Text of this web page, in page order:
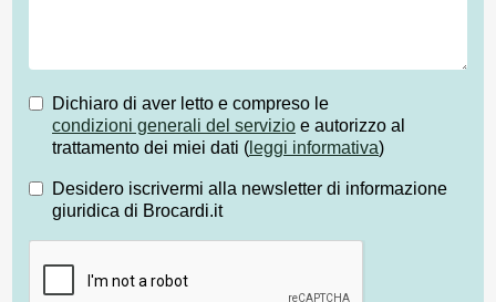
Dichiaro di aver letto e compreso le
condizioni generali del servizio e autorizzo al
trattamento dei miei dati ( leggi informativa)
Desidero iscrivermi alla newsletter di informazione
giuridica di Brocardi.it